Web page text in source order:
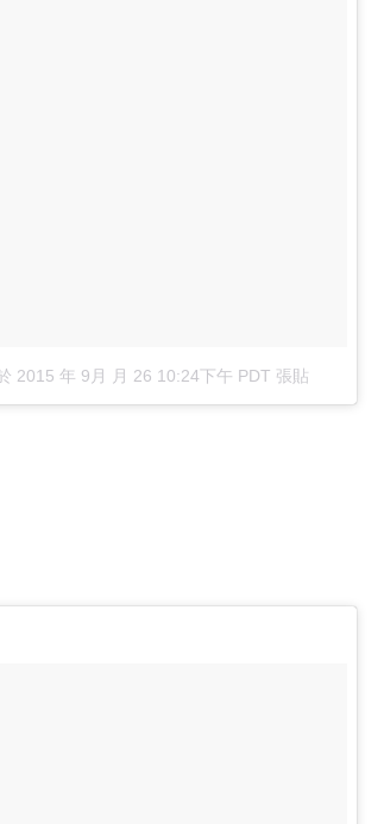
2015 年 9月 月 26 10:24下午 PDT 張貼